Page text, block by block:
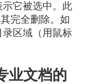
它被选中。此
完全删除。如
区域（用鼠标
业文档的